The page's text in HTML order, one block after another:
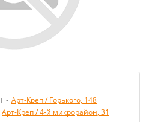
- Арт-Креп / Горького, 148
Арт-Креп / 4-й микрорайон, 31